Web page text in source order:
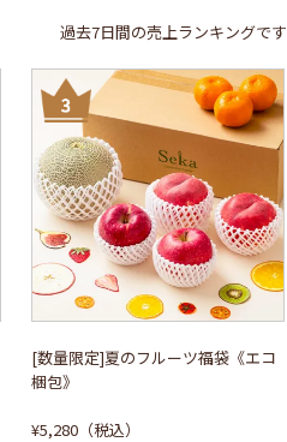
過去7日間の売上ランキングです
[数量限定]夏のフルーツ福袋《エコ
梱包》
¥5,280（税込）